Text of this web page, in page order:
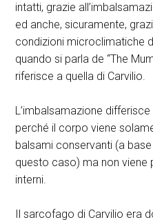
intatti, grazie
ed anche, sicuramente,
condizioni microclimatiche
quando si parla de “The
riferisce a quella di Carvilio.
L’imbalsamazione
perché il corpo viene
balsami conservanti (a
questo caso) ma non viene
interni.
Il sarcofago di Carvilio era